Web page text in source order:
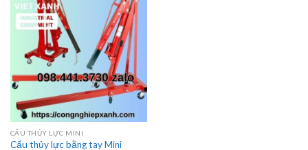
CẨU THỦY LỰC MINI
Cẩu thủy lực bằng tay Mini